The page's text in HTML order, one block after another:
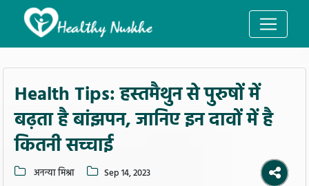
Health Tips: हस्तमैथुन से पुरुषों में
बढ़ता है बांझपन, जानिए इन दावों में है
कितनी सच्चाई
अनन्या मिश्रा Sep 14, 2023